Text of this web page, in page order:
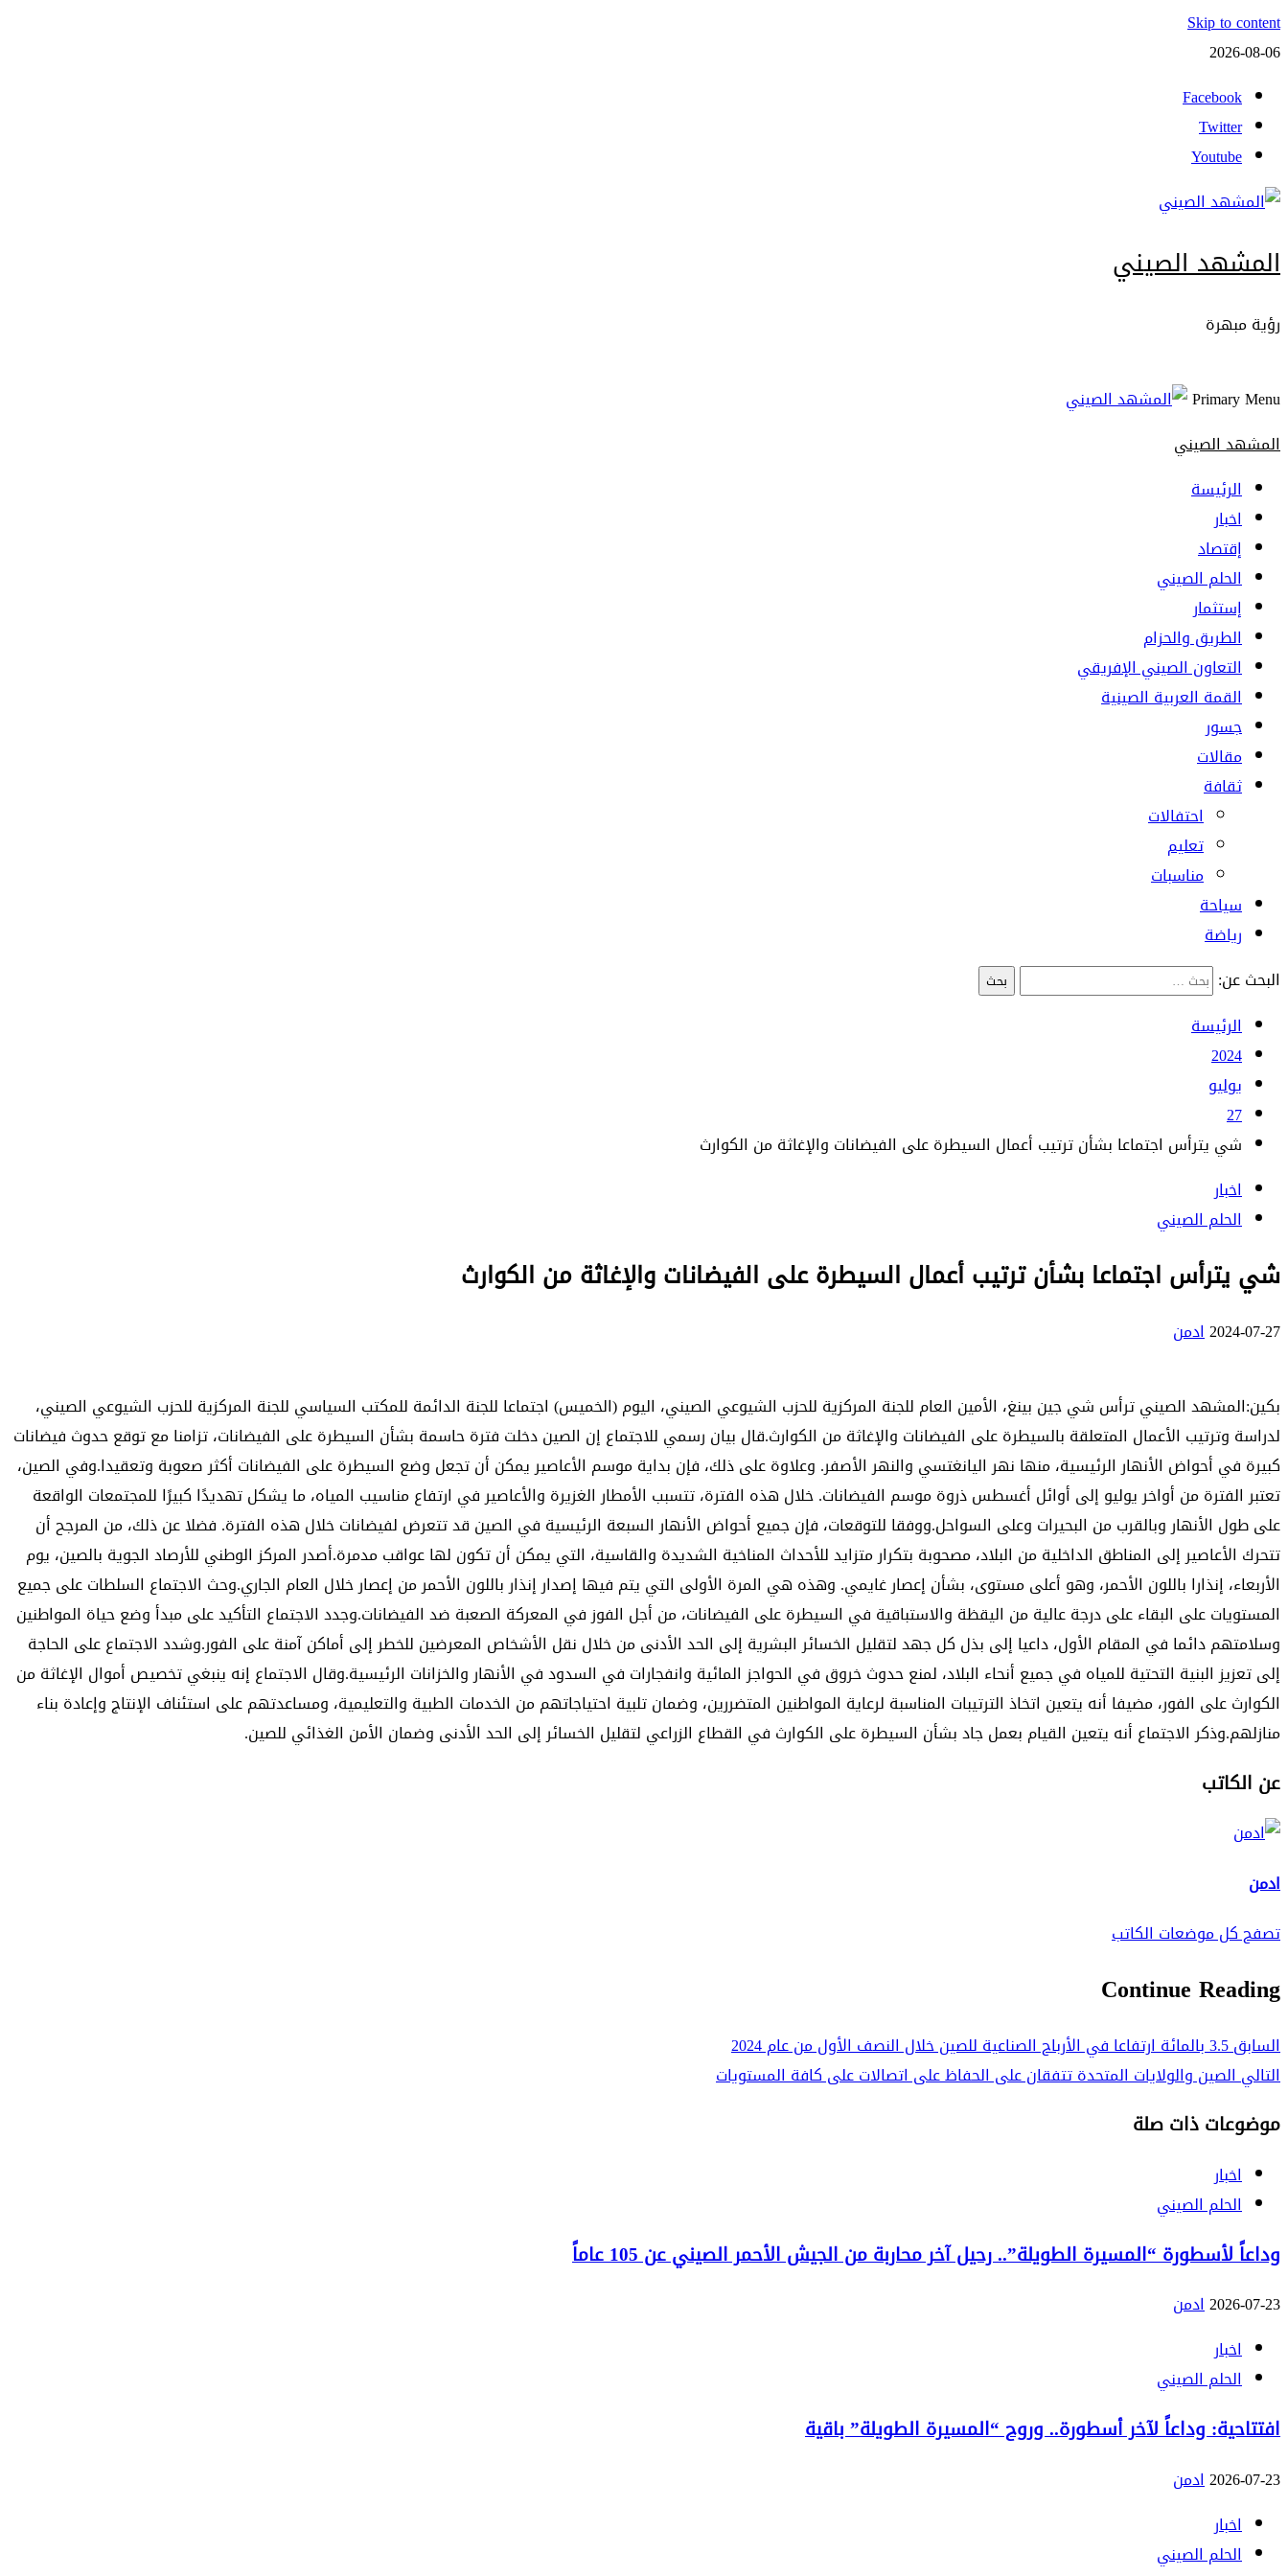
Skip to content
2026-08-06
Facebook
Twitter
Youtube
المشهد الصيني
رؤية مبهرة
Primary Menu
المشهد الصيني
الرئيسة
اخبار
إقتصاد
الحلم الصيني
إستثمار
الطريق والحزام
التعاون الصيني الإفريقي
القمة العربية الصينية
جسور
مقالات
ثقافة
احتفالات
تعليم
مناسبات
سياحة
رياضة
البحث عن:
الرئيسة
2024
يوليو
27
شي يترأس اجتماعا بشأن ترتيب أعمال السيطرة على الفيضانات والإغاثة من الكوارث
اخبار
الحلم الصيني
شي يترأس اجتماعا بشأن ترتيب أعمال السيطرة على الفيضانات والإغاثة من الكوارث
2024-07-27ادمن
بكين:المشهد الصيني ترأس شي جين بينغ، الأمين العام للجنة المركزية للحزب الشيوعي الصيني، اليوم (الخميس) اجتماعا للجنة الدائمة للمكتب السياسي للجنة المركزية للحزب الشيوعي الصيني،
لدراسة وترتيب الأعمال المتعلقة بالسيطرة على الفيضانات والإغاثة من الكوارث.قال بيان رسمي للاجتماع إن الصين دخلت فترة حاسمة بشأن السيطرة على الفيضانات، تزامنا مع توقع حدوث فيضانات
كبيرة في أحواض الأنهار الرئيسية، منها نهر اليانغتسي والنهر الأصفر. وعلاوة على ذلك، فإن بداية موسم الأعاصير يمكن أن تجعل وضع السيطرة على الفيضانات أكثر صعوبة وتعقيدا.وفي الصين،
تعتبر الفترة من أواخر يوليو إلى أوائل أغسطس ذروة موسم الفيضانات. خلال هذه الفترة، تتسبب الأمطار الغزيرة والأعاصير في ارتفاع مناسيب المياه، ما يشكل تهديدًا كبيرًا للمجتمعات الواقعة
على طول الأنهار وبالقرب من البحيرات وعلى السواحل.ووفقا للتوقعات، فإن جميع أحواض الأنهار السبعة الرئيسية في الصين قد تتعرض لفيضانات خلال هذه الفترة. فضلا عن ذلك، من المرجح أن
تتحرك الأعاصير إلى المناطق الداخلية من البلاد، مصحوبة بتكرار متزايد للأحداث المناخية الشديدة والقاسية، التي يمكن أن تكون لها عواقب مدمرة.أصدر المركز الوطني للأرصاد الجوية بالصين، يوم
الأربعاء، إنذارا باللون الأحمر، وهو أعلى مستوى، بشأن إعصار غايمي. وهذه هي المرة الأولى التي يتم فيها إصدار إنذار باللون الأحمر من إعصار خلال العام الجاري.وحث الاجتماع السلطات على جميع
المستويات على البقاء على درجة عالية من اليقظة والاستباقية في السيطرة على الفيضانات، من أجل الفوز في المعركة الصعبة ضد الفيضانات.وجدد الاجتماع التأكيد على مبدأ وضع حياة المواطنين
وسلامتهم دائما في المقام الأول، داعيا إلى بذل كل جهد لتقليل الخسائر البشرية إلى الحد الأدنى من خلال نقل الأشخاص المعرضين للخطر إلى أماكن آمنة على الفور.وشدد الاجتماع على الحاجة
إلى تعزيز البنية التحتية للمياه في جميع أنحاء البلاد، لمنع حدوث خروق في الحواجز المائية وانفجارات في السدود في الأنهار والخزانات الرئيسية.وقال الاجتماع إنه ينبغي تخصيص أموال الإغاثة من
الكوارث على الفور، مضيفا أنه يتعين اتخاذ الترتيبات المناسبة لرعاية المواطنين المتضررين، وضمان تلبية احتياجاتهم من الخدمات الطبية والتعليمية، ومساعدتهم على استئناف الإنتاج وإعادة بناء
منازلهم.وذكر الاجتماع أنه يتعين القيام بعمل جاد بشأن السيطرة على الكوارث في القطاع الزراعي لتقليل الخسائر إلى الحد الأدنى وضمان الأمن الغذائي للصين.
عن الكاتب
ادمن
تصفح كل موضعات الكاتب
Continue Reading
السابق3.5 بالمائة ارتفاعا في الأرباح الصناعية للصين خلال النصف الأول من عام 2024
التاليالصين والولايات المتحدة تتفقان على الحفاظ على اتصالات على كافة المستويات
موضوعات ذات صلة
اخبار
الحلم الصيني
وداعاً لأسطورة “المسيرة الطويلة”.. رحيل آخر محاربة من الجيش الأحمر الصيني عن 105 عاماً
2026-07-23ادمن
اخبار
الحلم الصيني
افتتاحية: وداعاً لآخر أسطورة.. وروح “المسيرة الطويلة” باقية
2026-07-23ادمن
اخبار
الحلم الصيني